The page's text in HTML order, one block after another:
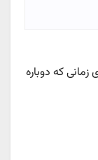
که دوباره